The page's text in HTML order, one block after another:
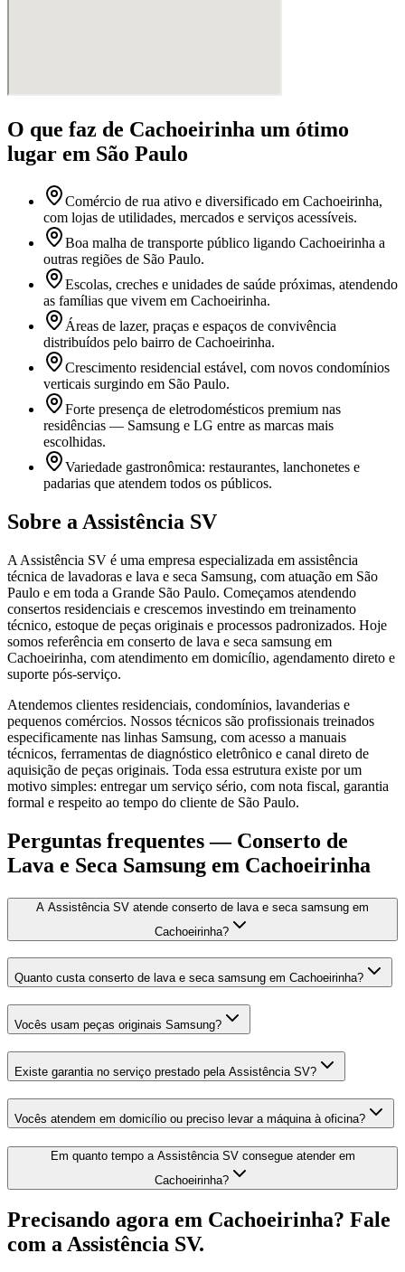
O que faz de Cachoeirinha um ótimo
lugar em São Paulo
Comércio de rua ativo e diversificado em Cachoeirinha,
com lojas de utilidades, mercados e serviços acessíveis.
Boa malha de transporte público ligando Cachoeirinha a
outras regiões de São Paulo.
Escolas, creches e unidades de saúde próximas, atendendo
as famílias que vivem em Cachoeirinha.
Áreas de lazer, praças e espaços de convivência
distribuídos pelo bairro de Cachoeirinha.
Crescimento residencial estável, com novos condomínios
verticais surgindo em São Paulo.
Forte presença de eletrodomésticos premium nas
residências — Samsung e LG entre as marcas mais
escolhidas.
Variedade gastronômica: restaurantes, lanchonetes e
padarias que atendem todos os públicos.
Sobre a Assistência SV
A Assistência SV é uma empresa especializada em assistência
técnica de lavadoras e lava e seca Samsung, com atuação em São
Paulo e em toda a Grande São Paulo. Começamos atendendo
consertos residenciais e crescemos investindo em treinamento
técnico, estoque de peças originais e processos padronizados. Hoje
somos referência em conserto de lava e seca samsung em
Cachoeirinha, com atendimento em domicílio, agendamento direto e
suporte pós-serviço.
Atendemos clientes residenciais, condomínios, lavanderias e
pequenos comércios. Nossos técnicos são profissionais treinados
especificamente nas linhas Samsung, com acesso a manuais
técnicos, ferramentas de diagnóstico eletrônico e canal direto de
aquisição de peças originais. Toda essa estrutura existe por um
motivo simples: entregar um serviço sério, com nota fiscal, garantia
formal e respeito ao tempo do cliente de São Paulo.
Perguntas frequentes — Conserto de
Lava e Seca Samsung em Cachoeirinha
A Assistência SV atende conserto de lava e seca samsung em
Cachoeirinha?
Quanto custa conserto de lava e seca samsung em Cachoeirinha?
Vocês usam peças originais Samsung?
Existe garantia no serviço prestado pela Assistência SV?
Vocês atendem em domicílio ou preciso levar a máquina à oficina?
Em quanto tempo a Assistência SV consegue atender em
Cachoeirinha?
Precisando agora em Cachoeirinha? Fale
com a Assistência SV.